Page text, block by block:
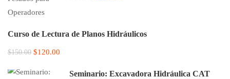
Curso de Lectura de Planos Hidráulicos
$150.00 $120.00
Seminario: Excavadora Hidráulica CAT